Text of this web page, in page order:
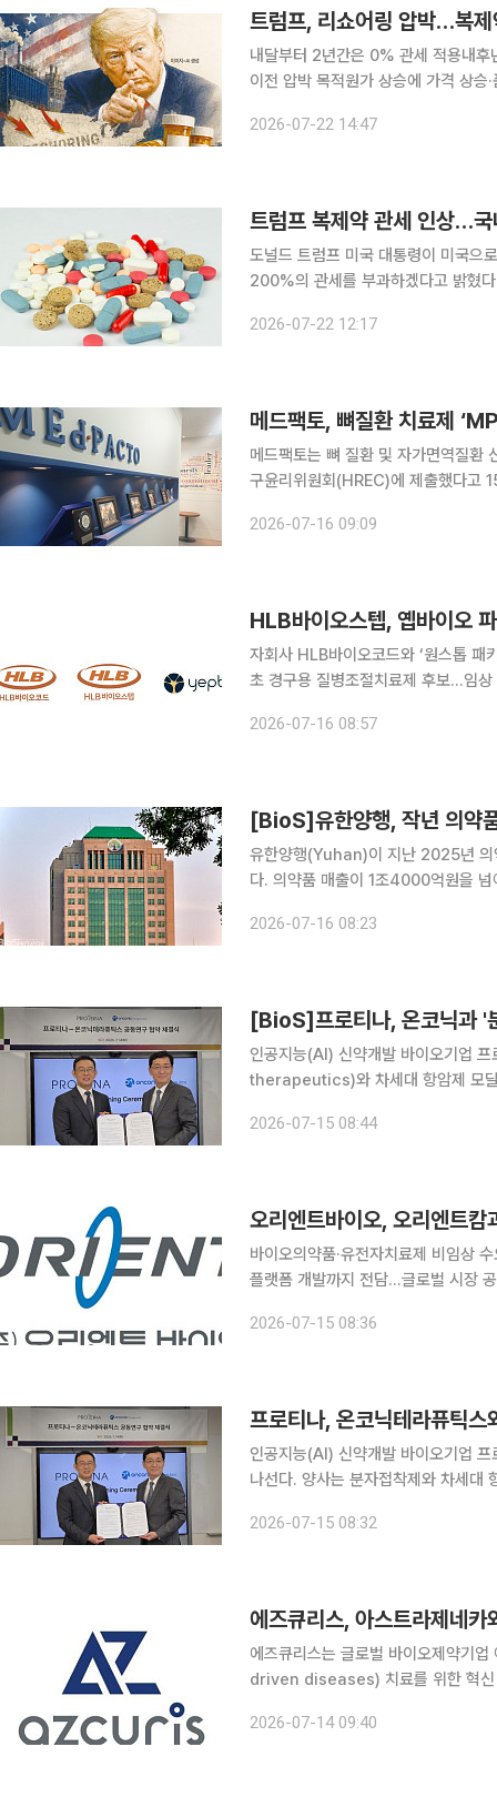
트럼프, 리쇼어링 압박…복
내달부터 2년간은 0% 관세 적용내
이전 압박 목적원가 상승에 가격 상승·품귀 우려 도널드 트럼프 미국 대통령
관세 카드로 압박하면서 이를 피할 방
2026-07-22 14:47
트럼프 복제약 관세 인상…
도널드 트럼프 미국 대통령이 미국으
200%의 관세를 부과하겠다고 밝혔
2026-07-22 12:17
메드팩토, 뼈질환 치료제
메드팩토는 뼈 질환 및 자가면역질환
구윤리위원회(HREC)에 제출했다고 15일 공시했다. MP2021은 뼈를
염, 골다공증 및 암세포의 뼈 전이 등
2026-07-16 09:09
HLB바이오스텝, 옙바이오
자회사 HLB바이오코드와 ‘원스톱 패
초 경구용 질병조절치료제 후보…임상 2상 비임상도 협력 비
2026-07-16 08:57
[BioS]유한양행, 작년 의약
유한양행(Yuhan)이 지난 2025년 의
다. 의약품 매출이 1조4000억원을 넘어선 것은 처음으로, 의약품 매출은 지난 2017년 1조원을 돌
2026-07-16 08:23
[BioS]프로티나, 온코닉과 '
인공지능(AI) 신약개발 바이오기업
therapeutics)와 차세대 항암제 모
에 속하는 분자접착제(molecular
2026-07-15 08:44
오리엔트바이오, 오리엔트
바이오의약품·유전자치료제 비임상
플랫폼 개발까지 전담…글로벌 시장 공략 본격화 바이오 인프라 전문기업 오
수탁기관(CRO) 사업의 독점권을 확
2026-07-15 08:36
인공지능(AI) 신약개발 바이오기업
나선다. 양사는 분자접착제와 차세대
차세대 항암 기전(모달리티) 신약 연
2026-07-15 08:32
에즈큐리스, 아스트라제네
에즈큐리스는 글로벌 바이오제약기
driven diseases) 치료를 위한 혁신
큐리스의 신약발굴 플랫폼 기술을 결
2026-07-14 09:40